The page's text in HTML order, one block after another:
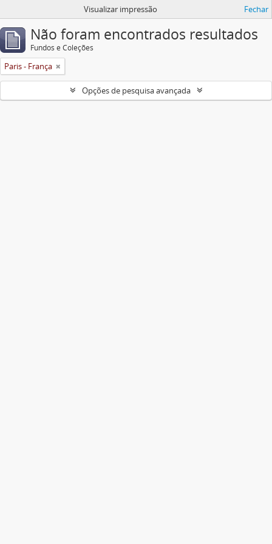
Visualizar impressão Fechar
Não foram encontrados resultados
Fundos e Coleções
Paris - França
Opções de pesquisa avançada